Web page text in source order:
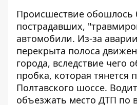
Происшествие обошлось
пострадавших,
автомобили. Из-за
перекрыта полоса
города, вследствие чего
пробка, которая тянется
Полтавского шоссе.
объезжать место ДТП по